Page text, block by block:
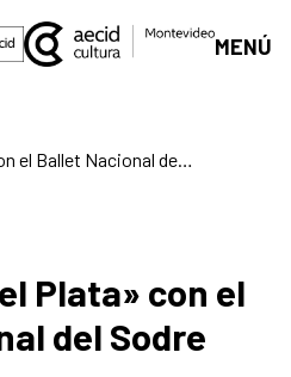
MENÚ
«El Quijote del Plata» con el Ballet Nacional del Sodre
Plata» con el
del Sodre